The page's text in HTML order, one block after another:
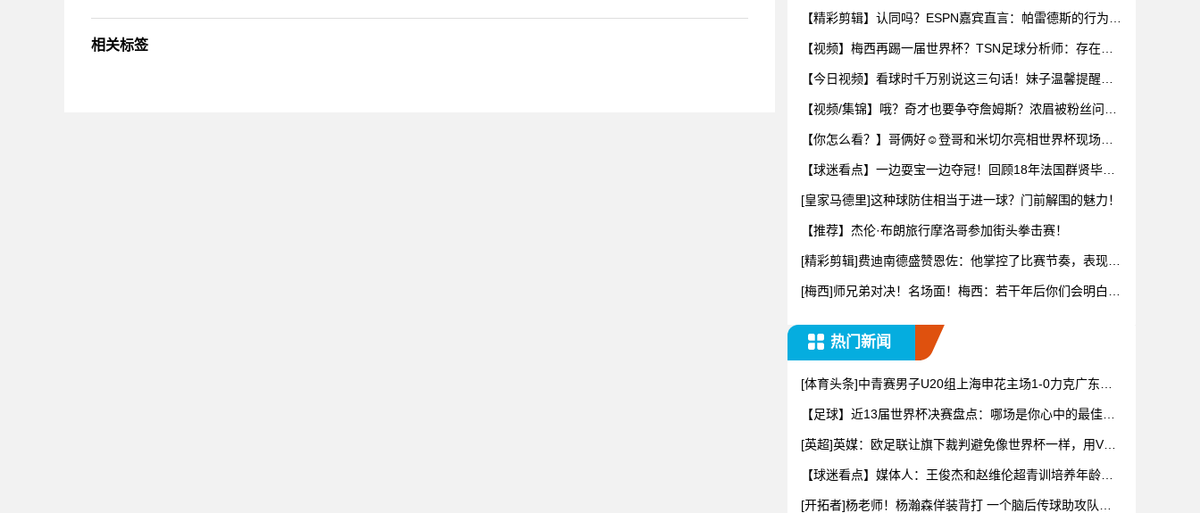
相关标签
【精彩剪辑】认同吗？ESPN嘉宾直言：帕雷德斯的行为无
【视频】梅西再踢一届世界杯？TSN足球分析师：存在可
【今日视频】看球时千万别说这三句话！妹子温馨提醒：
【视频/集锦】哦？奇才也要争夺詹姆斯？浓眉被粉丝问及
【你怎么看？】哥俩好☺️登哥和米切尔亮相世界杯现场一
【球迷看点】一边耍宝一边夺冠！回顾18年法国群贤毕至
[皇家马德里]这种球防住相当于进一球？门前解围的魅力！
【推荐】杰伦·布朗旅行摩洛哥参加街头拳击赛！
[精彩剪辑]费迪南德盛赞恩佐：他掌控了比赛节奏，表现太
[梅西]师兄弟对决！名场面！梅西：若干年后你们会明白11
热门新闻
[体育头条]中青赛男子U20组上海申花主场1-0力克广东广
【足球】近13届世界杯决赛盘点：哪场是你心中的最佳？2
[英超]英媒：欧足联让旗下裁判避免像世界杯一样，用VAR
【球迷看点】媒体人：王俊杰和赵维伦超青训培养年龄限
[开拓者]杨老师！杨瀚森佯装背打 一个脑后传球助攻队友